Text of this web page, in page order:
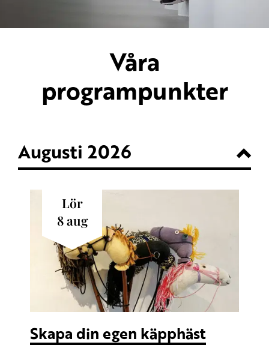
Våra
programpunkter
Augusti 2026
lör
8aug
Skapa din egen käpphäst